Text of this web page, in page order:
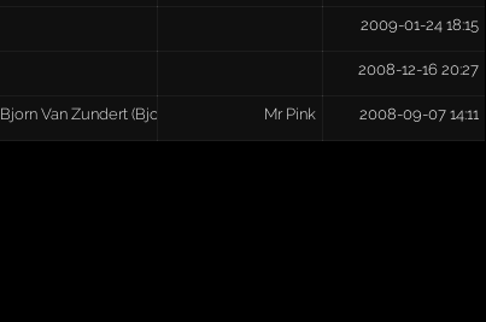
2009-01-24 18:15
2008-12-16 20:27
Bjorn Van Zundert (Bjorno,Bjorn Trend)Mr Pink 2008-09-07 14:11